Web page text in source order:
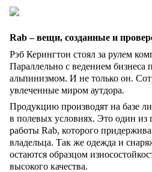
Rab – вещи, созданные и
Рэб Керингтон стоял за рулем
Параллельно с ведением бизнеса
альпинизмом. И не только он.
увлеченные миром аутдора.
Продукцию производят на базе
в полевых условиях. Это один из
работы Rab, которого
владельца. Так же одежда и
остаются образцом
высокого качества.